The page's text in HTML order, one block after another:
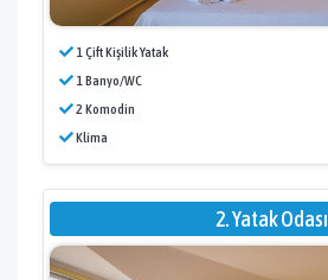
1 Çift Kişilik Yatak
1 Banyo/WC
2 Komodin
Klima
2. Yatak Odası